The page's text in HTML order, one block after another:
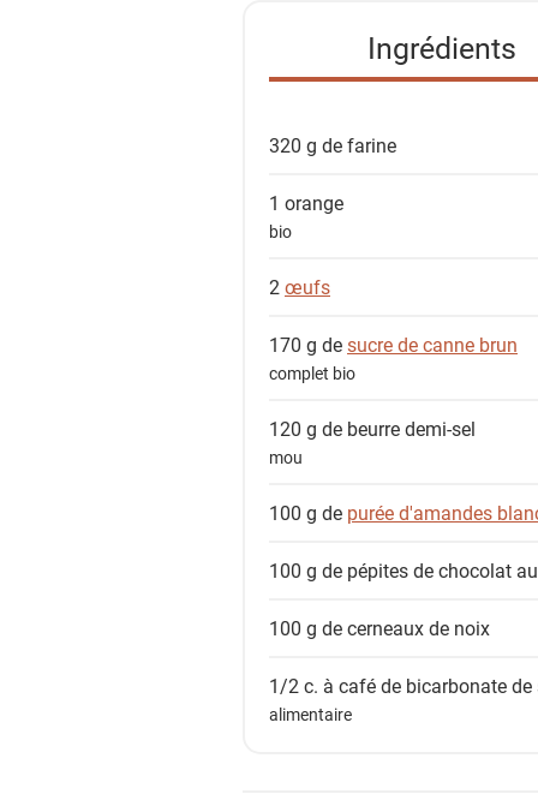
Ingrédients
320 g defarine
1 orange
bio
2 œufs
170 g desucre de canne brun
complet bio
120 g de beurre demi-sel
mou
100 g de purée d'amandes
100 g de pépites de chocolat
100 g decerneaux de noix
1/2 c. à café de bicarbonate de
alimentaire